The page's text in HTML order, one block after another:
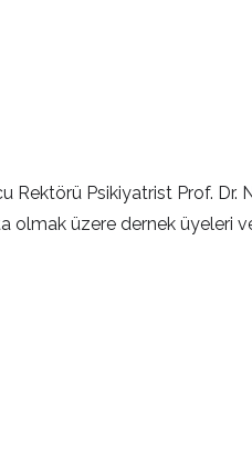
Rektörü Psikiyatrist Prof.
üzere dernek üyeleri ve